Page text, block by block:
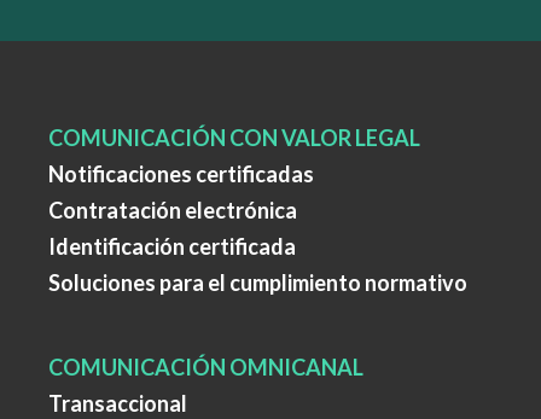
COMUNICACIÓN CON VALOR LEGAL
Notificaciones certificadas
Contratación electrónica
Identificación certificada
Soluciones para el cumplimiento normativo
COMUNICACIÓN OMNICANAL
Transaccional